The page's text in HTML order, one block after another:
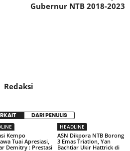
Gubernur NTB 2018-2023
Redaksi
DARI PENULIS
Kempo
Tuai Apresiasi,
Demitry : Prestasi
HEADLINE
ASN Dikpora NTB Borong
3 Emas Triatlon, Yan
Bachtiar Ukir Hattrick di